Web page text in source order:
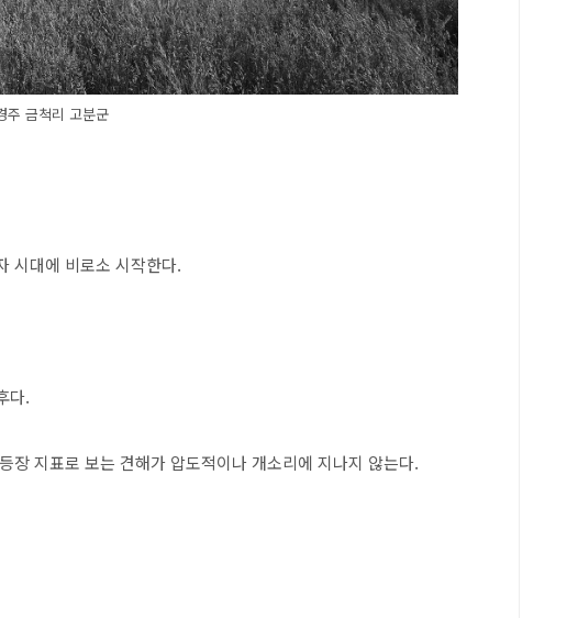
주 금척리 고분군
시대에 비로소 시작한다.
다.
장 지표로 보는 견해가 압도적이나 개소리에 지나지 않는다.